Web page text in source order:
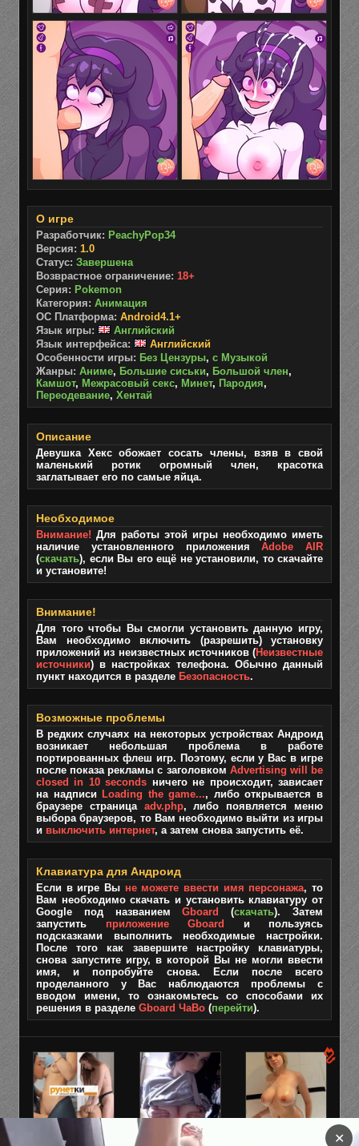
О игре
Разработчик: PeachyPop34
Версия: 1.0
Статус: Завершена
Возврастное ограничение: 18+
Серия: Pokemon
Категория: Анимация
ОС Платформа: Android4.1+
Язык игры:
Английский
Язык интерфейса:
Английский
Особенности игры: Без Цензуры, с Музыкой
Жанры: Аниме, Большие сиськи, Большой член,
Камшот, Межрасовый секс, Минет, Пародия,
Переодевание, Хентай
Описание
Девушка Хекс обожает сосать члены, взяв в свой
маленький ротик огромный член, красотка
заглатывает его по самые яйца.
Необходимое
Внимание! Для работы этой игры необходимо иметь
наличие установленного приложенияAdobe AIR
(скачать), если Вы его ещё не установили, то скачайте
и установите!
Внимание!
Для того чтобы Вы смогли установить данную игру,
Вам необходимо включить (разрешить) установку
приложений из неизвестных источников (Неизвестные
источники) в настройках телефона. Обычно данный
пункт находится в разделе Безопасность.
Возможные проблемы
В редких случаях на некоторых устройствах Андроид
возникает небольшая проблема в работе
портированных флеш игр. Поэтому, если у Вас в игре
после показа рекламы с заголовком Advertising will be
closed in 10 seconds ничего не происходит, зависает
на надписи Loading the game..., либо открывается в
браузере страница adv.php, либо появляется меню
выбора браузеров, то Вам необходимо выйти из игры
и выключить интернет, а затем снова запустить её.
Клавиатура для Андроид
Если в игре Вы не можете ввести имя персонажа, то
Вам необходимо скачать и установить клавиатуру от
Google под названиемGboard (скачать). Затем
запустить приложение Gboard
и пользуясь
подсказками выполнить необходимые настройки.
После того как завершите настройку клавиатуры,
снова запустите игру, в которой Вы не могли ввести
имя, и попробуйте снова. Если после всего
проделанного у Вас наблюдаются проблемы с
вводом имени, то ознакомьтесь со способами их
решения в разделе Gboard ЧаВо (перейти).
✕